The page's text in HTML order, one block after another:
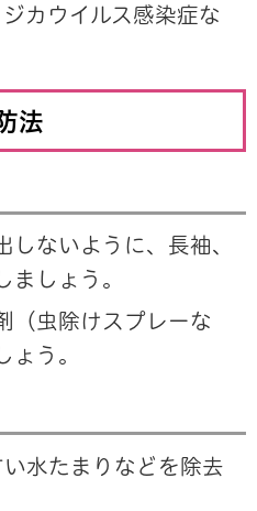
カウイルス感染症な
法
しないように、長袖、
ましょう。
（虫除けスプレーな
ょう。
水たまりなどを除去